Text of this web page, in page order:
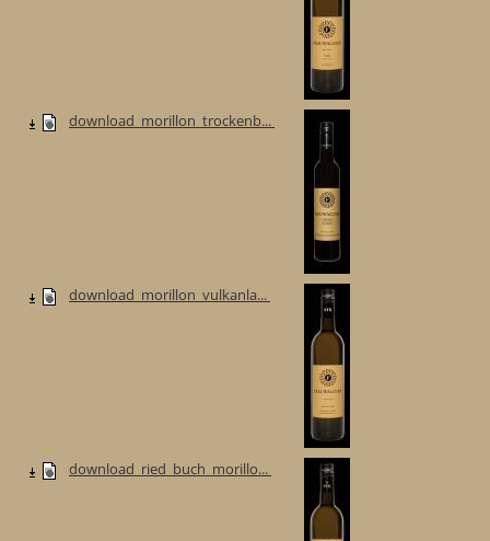
download_morillon_trockenb...
download_morillon_vulkanla...
download_ried_buch_morillo...